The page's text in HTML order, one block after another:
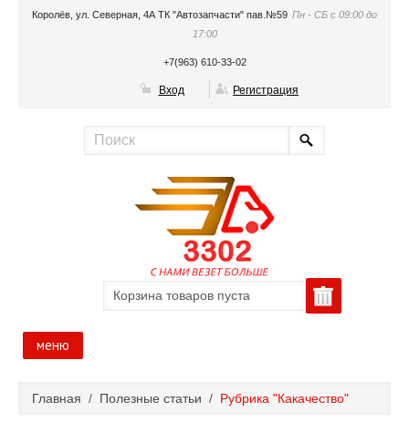
Королёв, ул. Северная, 4А ТК "Автозапчасти" пав.№59 Пн - СБ с 09:00 до
17:00
+7(963) 610-33-02
Вход Регистрация
Корзина товаров пуста
меню
Главная / Полезные статьи / Рубрика "Какачество"